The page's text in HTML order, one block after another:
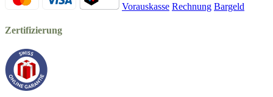
Vorauskasse Rechnung Bargeld
Zertifizierung